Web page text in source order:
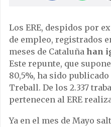
Los ERE, despidos por
de empleo, registrados
meses de Cataluña han
Este repunte, que
80,5%, ha sido
Treball. De los 2.337
pertenecen al ERE
Ya en el mes de Mayo